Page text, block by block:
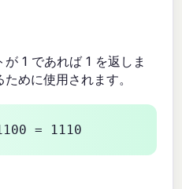
1 であれば 1 を返しま
めに使用されます。
= 1110